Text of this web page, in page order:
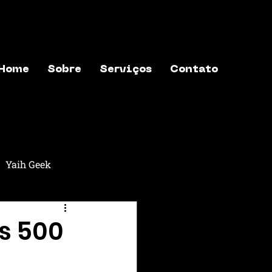
Home Sobre Serviços Contato
Yaih Geek
500